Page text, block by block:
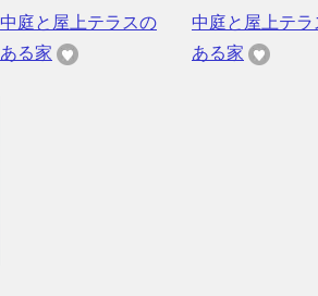
中庭と屋上テラスの
ある家
中庭と屋上テラ
ある家